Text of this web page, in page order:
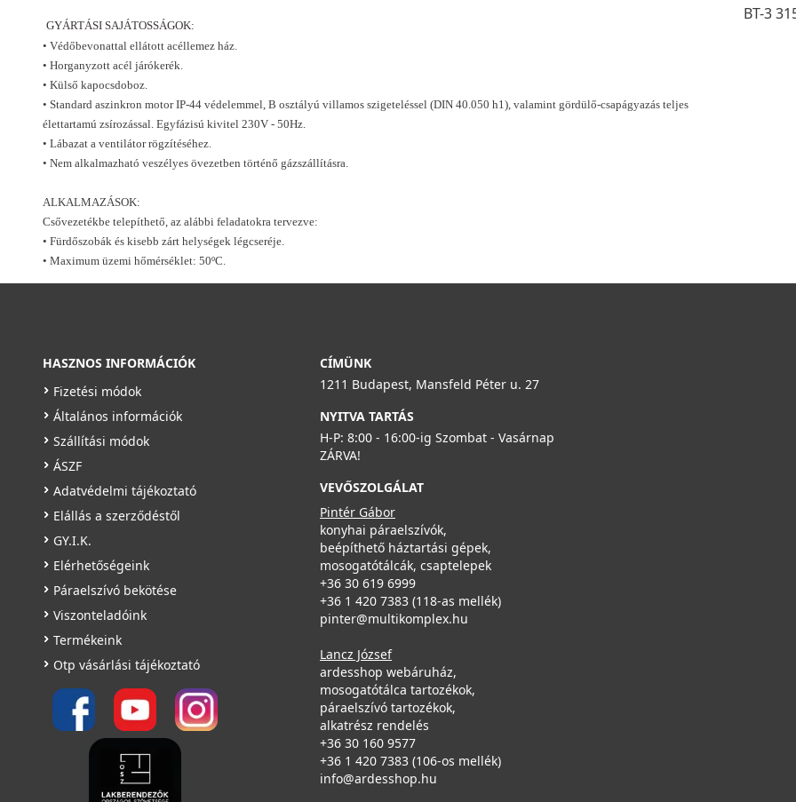
GYÁRTÁSI SAJÁTOSSÁGOK:
• Védőbevonattal ellátott acéllemez ház.
• Horganyzott acél járókerék.
• Külső kapocsdoboz.
• Standard aszinkron motor IP-44 védelemmel, B osztályú villamos szigeteléssel (DIN 40.050 h1), valamint gördülő-csapágyazás teljes
élettartamú zsírozással. Egyfázisú kivitel 230V - 50Hz.
• Lábazat a ventilátor rögzítéséhez.
• Nem alkalmazható veszélyes övezetben történő gázszállításra.
ALKALMAZÁSOK:
Csővezetékbe telepíthető, az alábbi feladatokra tervezve:
• Fürdőszobák és kisebb zárt helységek légcseréje.
• Maximum üzemi hőmérséklet: 50ºC.
BT-3
HASZNOS INFORMÁCIÓK
Fizetési módok
Általános információk
Szállítási módok
ÁSZF
Adatvédelmi tájékoztató
Elállás a szerződéstől
GY.I.K.
Elérhetőségeink
Páraelszívó bekötése
Viszonteladóink
Termékeink
Otp vásárlási tájékoztató
CÍMÜNK
1211 Budapest, Mansfeld Péter u. 27
NYITVA TARTÁS
H-P: 8:00 - 16:00-ig Szombat - Vasárnap
ZÁRVA!
VEVŐSZOLGÁLAT
Pintér Gábor
konyhai páraelszívók,
beépíthető háztartási gépek,
mosogatótálcák, csaptelepek
+36 30 619 6999
+36 1 420 7383 (118-as mellék)
pinter@multikomplex.hu
Lancz József
ardesshop webáruház,
mosogatótálca tartozékok,
páraelszívó tartozékok,
alkatrész rendelés
+36 30 160 9577
+36 1 420 7383 (106-os mellék)
info@ardesshop.hu